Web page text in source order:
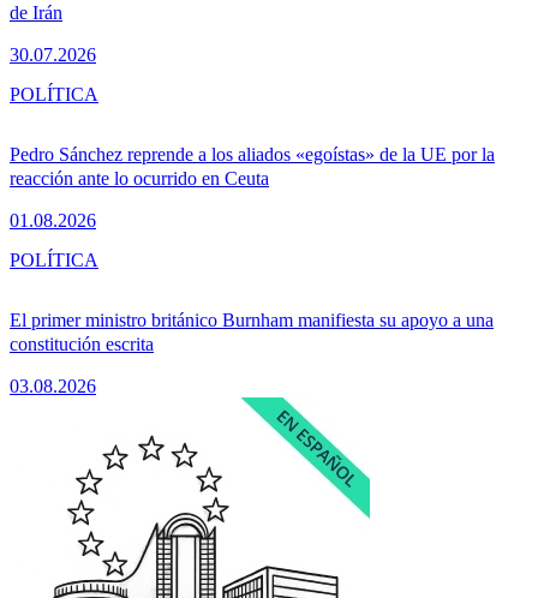
de Irán
30.07.2026
Pedro Sánchez reprende a los aliados «egoístas» de la UE por la
reacción ante lo ocurrido en Ceuta
01.08.2026
POLÍTICA
El primer ministro británico Burnham manifiesta su apoyo a una
constitución escrita
03.08.2026
POLÍTICA